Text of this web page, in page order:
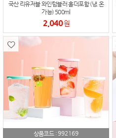
국산 리유저블 와인텀블러 홀더포함 (냉.온
가능) 500ml
2,040원
상품코드 :992169